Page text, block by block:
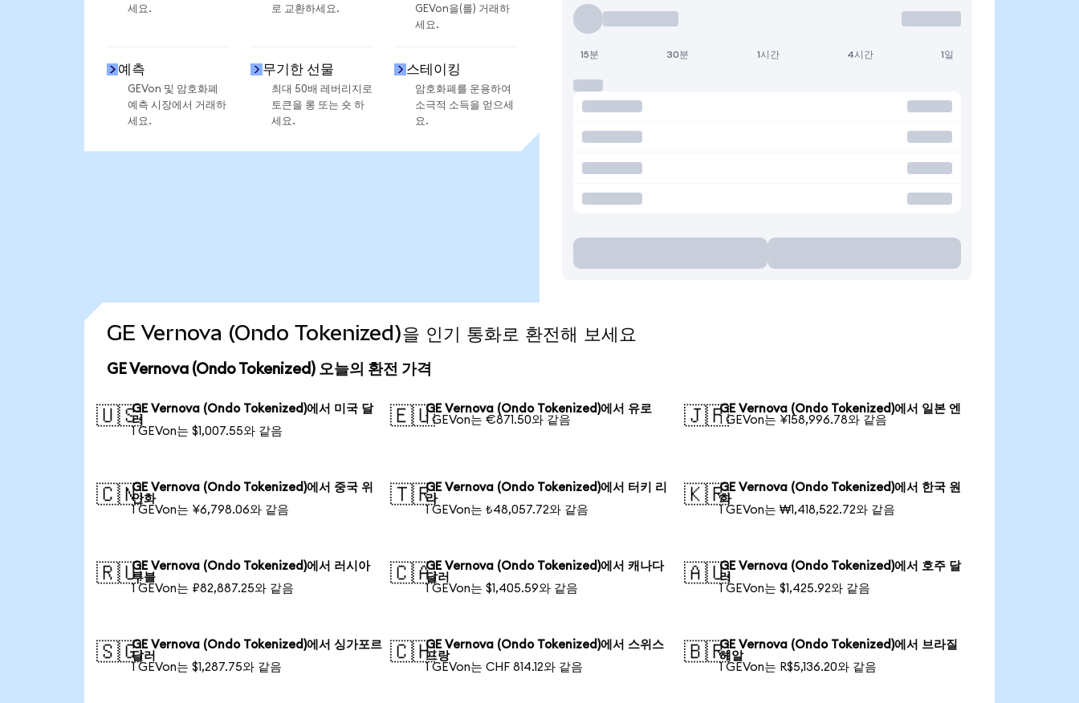
세요.
로 교환하세요.
GEVon을(를) 거래하
세요.
예측
GEVon 및 암호화폐
예측 시장에서 거래하
세요.
무기한 선물
최대 50배 레버리지로
토큰을 롱 또는 숏 하
세요.
스테이킹
암호화폐를 운용하여
소극적 소득을 얻으세
요.
15분 30분 1시간 4시간 1일
GE Vernova (Ondo Tokenized)을 인기 통화로 환전해 보세요
GE Vernova (Ondo Tokenized) 오늘의 환전 가격
🇺🇸GE Vernova (Ondo Tokenized)에서 미국 달
러
1 GEVon는 $1,007.55와 같음
🇪🇺GE Vernova (Ondo Tokenized)에서 유로
1 GEVon는 €871.50와 같음
🇯🇵GE Vernova (Ondo Tokenized)에서 일본 엔
1 GEVon는 ¥158,996.78와 같음
🇨🇳GE Vernova (Ondo Tokenized)에서 중국 위
안화
1 GEVon는 ¥6,798.06와 같음
🇹🇷GE Vernova (Ondo Tokenized)에서 터키 리
라
1 GEVon는 ₺48,057.72와 같음
🇰🇷GE Vernova (Ondo Tokenized)에서 한국 원
화
1 GEVon는 ₩1,418,522.72와 같음
🇷🇺GE Vernova (Ondo Tokenized)에서 러시아
루블
1 GEVon는 ₽82,887.25와 같음
🇨🇦GE Vernova (Ondo Tokenized)에서 캐나다
달러
1 GEVon는 $1,405.59와 같음
🇦🇺GE Vernova (Ondo Tokenized)에서 호주 달
러
1 GEVon는 $1,425.92와 같음
🇸🇬GE Vernova (Ondo Tokenized)에서 싱가포르
달러
1 GEVon는 $1,287.75와 같음
🇨🇭GE Vernova (Ondo Tokenized)에서 스위스
프랑
1 GEVon는 CHF 814.12와 같음
🇧🇷GE Vernova (Ondo Tokenized)에서 브라질
헤알
1 GEVon는 R$5,136.20와 같음